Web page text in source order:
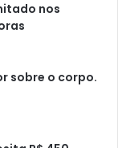
nos
sobre o corpo.